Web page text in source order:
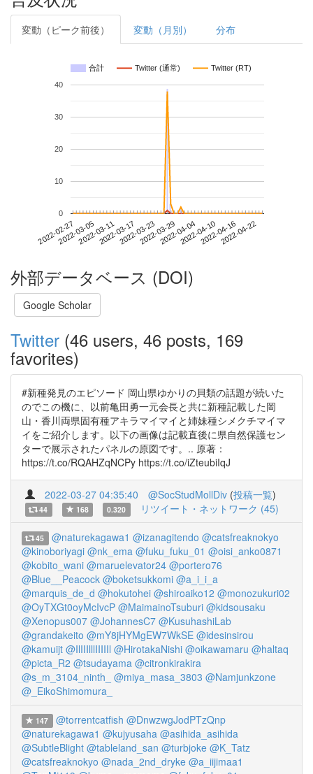
変動（ピーク前後） 変動（月別） 分布
合計 Twitter (通常) Twitter (RT)
2022-02-272022-03-052022-03-112022-03-172022-03-232022-03-292022-04-042022-04-102022-04-162022-04-22
0
10
20
30
40
外部データベース (DOI)
Google Scholar
Twitter (46 users, 46 posts, 169
favorites)
#新種発見のエピソード 岡山県ゆかりの貝類の話題が続いた
のでこの機に、以前亀田勇一元会長と共に新種記載した岡
山・香川両県固有種アキラマイマイと姉妹種シメクチマイマ
イをご紹介します。以下の画像は記載直後に県自然保護セン
ターで展示されたパネルの原図です。.. 原著：
https://t.co/RQAHZqNCPy https://t.co/iZteubiIqJ
2022-03-27 04:35:40 @SocStudMollDiv (投稿一覧)
44 168 0.320 リツイート・ネットワーク (45)
45 @naturekagawa1 @izanagitendo @catsfreaknokyo
@kinoboriyagi @nk_ema @fuku_fuku_01 @oisi_anko0871
@kobito_wani @maruelevator24 @portero76
@Blue__Peacock @boketsukkomi @a_i_i_a
@marquis_de_d @hokutohei @shiroaiko12 @monozukuri02
@OyTXGt0oyMcIvcP @MaimainoTsuburi @kidsousaku
@Xenopus007 @JohannesC7 @KusuhashiLab
@grandakeito @mY8jHYMgEW7WkSE @idesinsirou
@kamuijt @IlIIIlllIIIIIl @HirotakaNishi @oikawamaru @haltaq
@picta_R2 @tsudayama @citronkirakira
@s_m_3104_ninth_
@miya_masa_3803 @Namjunkzone
@_EikoShimomura_
147 @torrentcatfish @DnwzwgJodPTzQnp
@naturekagawa1 @kujyusaha @asihida_asihida
@SubtleBlight @tableland_san @turbjoke @K_Tatz
@catsfreaknokyo @nada_2nd_dryke @a_iijimaa1